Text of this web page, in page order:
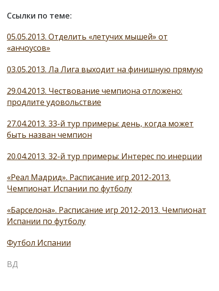
Ссылки по теме:
05.05.2013. Отделить «летучих мышей» от
«анчоусов»
03.05.2013. Ла Лига выходит на финишную прямую
29.04.2013. Чествование чемпиона отложено:
продлите удовольствие
27.04.2013. 33-й тур примеры: день, когда может
быть назван чемпион
20.04.2013. 32-й тур примеры: Интерес по инерции
«Реал Мадрид». Расписание игр 2012-2013.
Чемпионат Испании по футболу
«Барселона». Расписание игр 2012-2013. Чемпионат
Испании по футболу
Футбол Испании
ВД